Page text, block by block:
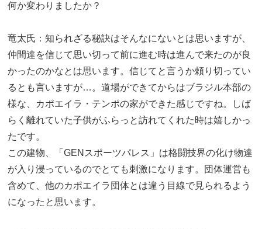
何か変わりましたか？
竜太氏：知られざる秘訣はそんなにないとは思いますが、
仲間達を信じて思い切って前に進む時は進んで来たのが良
かったのかなとは思います。信じてと言うか頼り切ってい
るとも言いますが…。道場ができてからはブラジル本部の
様な、カポエイラ・テンポの家ができた感じですね。しば
らく離れていた子供がふらっと訪れてくれた時は嬉しかっ
たです。
この建物、「GENスポーツパレス」は格闘技界の化け物達
が入り浸っているのでとても刺激になります。団体運営も
含めて、他のカポエイラ団体とは違う目線で見られるよう
になったと思います。